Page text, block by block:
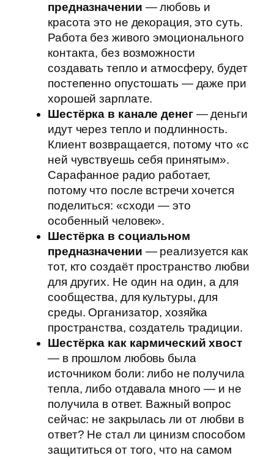
предназначении — любовь и
красота это не декорация, это суть.
Работа без живого эмоционального
контакта, без возможности
создавать тепло и атмосферу, будет
постепенно опустошать — даже при
хорошей зарплате.
Шестёрка в канале денег— деньги
идут через тепло и подлинность.
Клиент возвращается, потому что «с
ней чувствуешь себя принятым».
Сарафанное радио работает,
потому что после встречи хочется
поделиться: «сходи — это
особенный человек».
Шестёрка в социальном
предназначении — реализуется как
тот, кто создаёт пространство любви
для других. Не один на один, а для
сообщества, для культуры, для
среды. Организатор, хозяйка
пространства, создатель традиции.
Шестёрка как кармический хвост
— в прошлом любовь была
источником боли: либо не получила
тепла, либо отдавала много — и не
получила в ответ. Важный вопрос
сейчас: не закрылась ли от любви в
ответ? Не стал ли цинизм способом
защититься от того, что на самом